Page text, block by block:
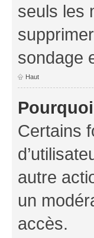
seuls les
sondage
Haut
Certains
autre
un
accès.